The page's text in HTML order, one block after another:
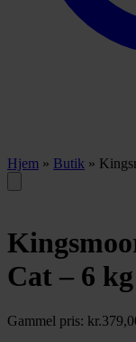
Hjem » Butik »
Cat – 6 kg
Gammel pris: kr.